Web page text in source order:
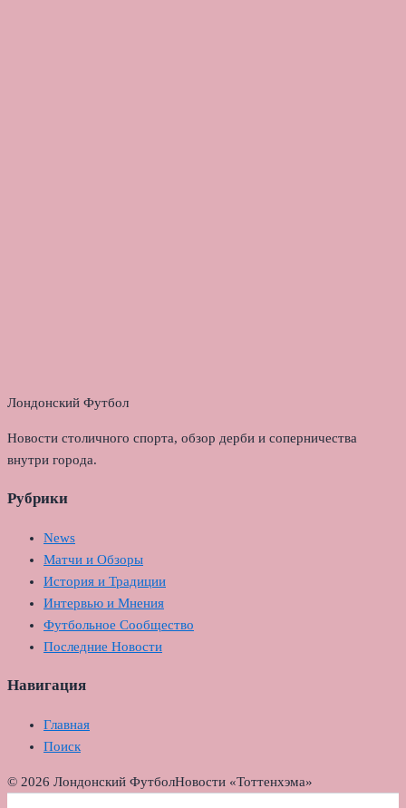
Лондонский Футбол
Новости столичного спорта, обзор дерби и соперничества
внутри города.
Рубрики
News
Матчи и Обзоры
История и Традиции
Интервью и Мнения
Футбольное Сообщество
Последние Новости
Навигация
Главная
Поиск
© 2026 Лондонский ФутболНовости «Тоттенхэма»